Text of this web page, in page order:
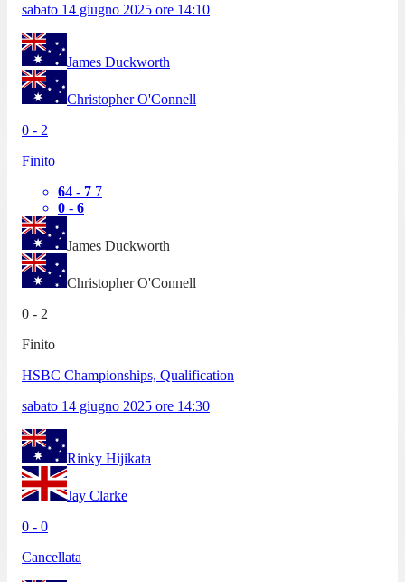
sabato 14 giugno 2025 ore 14:10
James Duckworth
Christopher O'Connell
0 - 2
Finito
64 - 7 7
0 - 6
James Duckworth
Christopher O'Connell
0 - 2
Finito
HSBC Championships, Qualification
sabato 14 giugno 2025 ore 14:30
Rinky Hijikata
Jay Clarke
0 - 0
Cancellata